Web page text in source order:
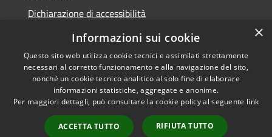
Dichiarazione di accessibilità
Piano di miglioramento dei servizi
Accessibilità
Copyright © 2026 • Comune di
Borgo Valbelluna • Powered by
Municipium•
Accesso
×
Informazioni sui cookie
Questo sito web utilizza cookie tecnici e assimilati strettamente
necessari al corretto funzionamento e alla navigazione del sito,
nonché un cookie tecnico analitico al solo fine di elaborare
informazioni statistiche, aggregate e anonime.
Per maggiori dettagli, può consultare la cookie policy al seguente link
ACCETTA TUTTO RIFIUTA TUTTO